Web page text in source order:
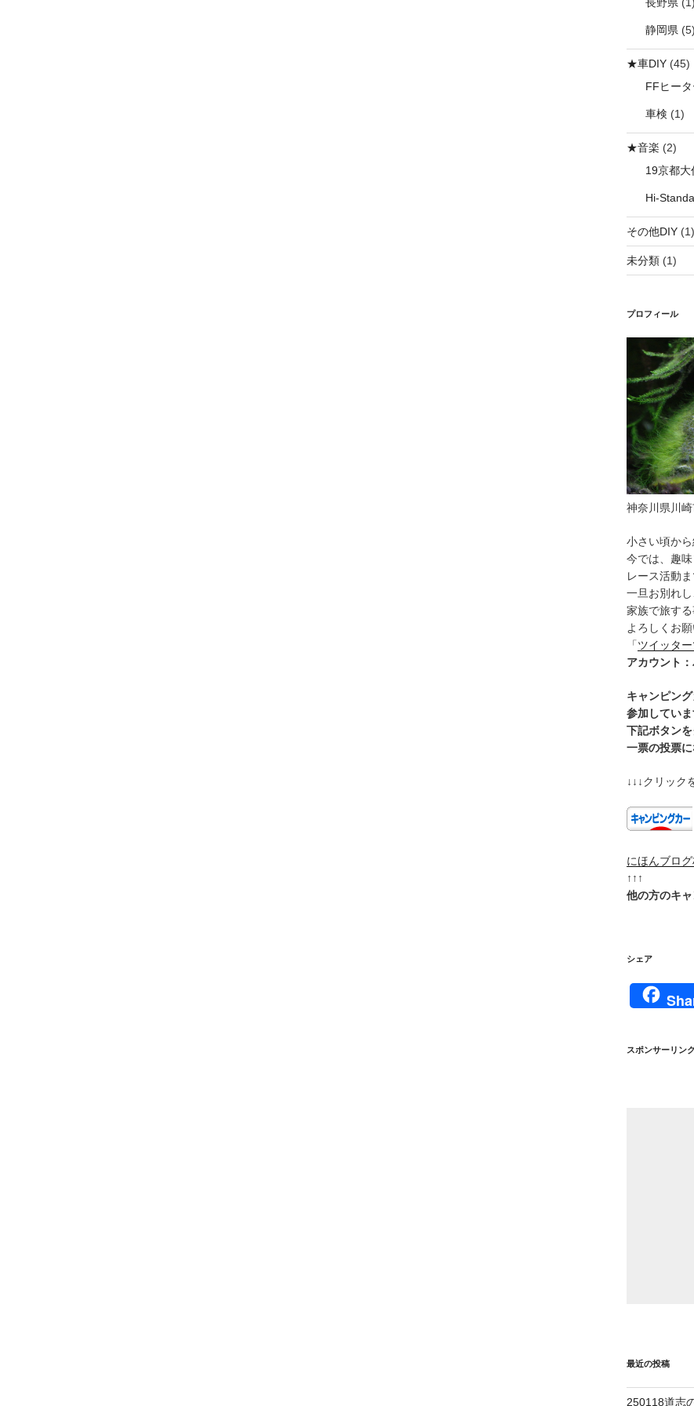
静岡県 (5)
★車DIY(45)
FFヒー
車検 (1)
★音楽 (2)
19京都大
Hi-
その他DIY(1)
未分類(1)
プロフィール
神奈川県川崎
小さい頃から
今では、趣味
レース活動
一旦お別れ
家族で旅する
よろしくお願
「ツイッタ
アカウント
キャンピン
参加していま
下記ボタン
一票の投票
↓↓↓クリック
にほんブロ
他の方のキ
シェア
スポンサーリンク
最近の投稿
250118道志